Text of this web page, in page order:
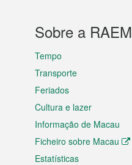
Sobre a RAEM
Tempo
Transporte
Feriados
Cultura e lazer
Informação de Macau
Ficheiro sobre Macau
Estatísticas